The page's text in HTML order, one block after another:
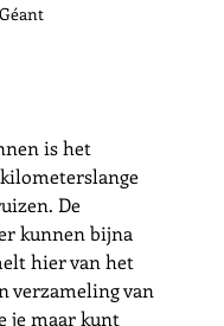
is het
De
kunnen bijna
hier van het
verzameling van
je maar kunt